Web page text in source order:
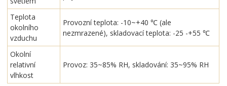
Teplota
okolního
vzduchu
Provozní teplota: -10~+40 ℃ (ale
nezmrazené), skladovací teplota: -25 -+55 ℃
Okolní
relativní
vlhkost
Provoz: 35~85% RH, skladování: 35~95% RH